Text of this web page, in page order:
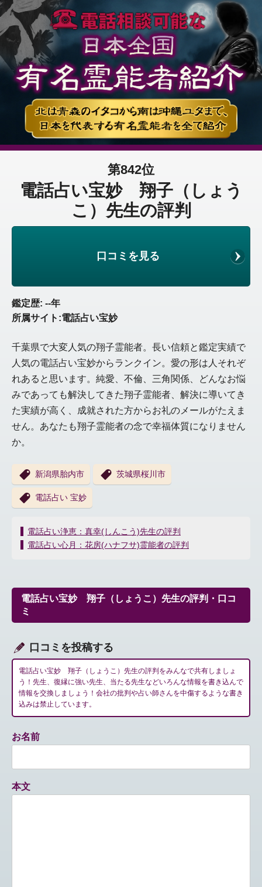
第842位
電話占い宝妙 翔子（しょう
こ）先生の評判
口コミを見る
鑑定歴: --年
所属サイト:電話占い宝妙
千葉県で大変人気の翔子霊能者。長い信頼と鑑定実績で
人気の電話占い宝妙からランクイン。愛の形は人それぞ
れあると思います。純愛、不倫、三角関係、どんなお悩
みであっても解決してきた翔子霊能者、解決に導いてき
た実績が高く、成就された方からお礼のメールがたえま
せん。あなたも翔子霊能者の念で幸福体質になりません
か。
新潟県胎内市 茨城県桜川市
電話占い 宝妙
投
稿
ー
シ
ョ
電話占い浄恵：真幸(しんこう)先生の評判
電話占い心月：花房(ハナフサ)霊能者の評判
電話占い宝妙 翔子（しょうこ）先生の評判・口コ
ミ
口コミを投稿する
電話占い宝妙 翔子（しょうこ）先生の評判をみんなで共有しましょ
う！先生、復縁に強い先生、当たる先生などいろんな情報を書き込んで
情報を交換しましょう！会社の批判や占い師さんを中傷するような書き
込みは禁止しています。
お名前
本文